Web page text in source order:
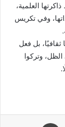
العلمية،
وفي تكريس
بل فعل
وتركوا
مشاركة عبر البريد